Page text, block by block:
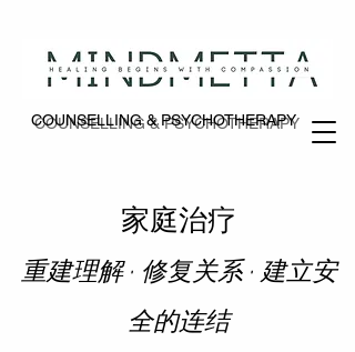
COUNSELLING & PSYCHOTHERAPY
COUNSELLING & PSYCHOTHERAPY
家庭治疗
重建理解 · 修复关系 · 建立安
全的连结